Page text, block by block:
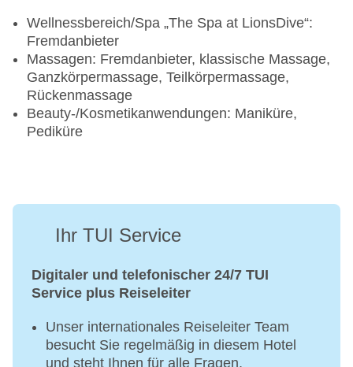
Wellnessbereich/Spa „The Spa at LionsDive“:
Fremdanbieter
Massagen: Fremdanbieter, klassische Massage,
Ganzkörpermassage, Teilkörpermassage,
Rückenmassage
Beauty-/Kosmetikanwendungen: Maniküre,
Pediküre
Ihr TUI Service
Digitaler und telefonischer 24/7 TUI
Service plus Reiseleiter
Unser internationales Reiseleiter Team
besucht Sie regelmäßig in diesem Hotel
und steht Ihnen für alle Fragen,